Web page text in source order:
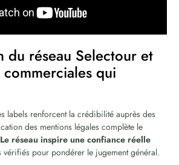
du réseau Selectour et
qui
labels renforcent la crédibilité auprès des
des mentions légales complète le
Le réseau inspire une confiance réelle
vérifiés pour pondérer le jugement général.